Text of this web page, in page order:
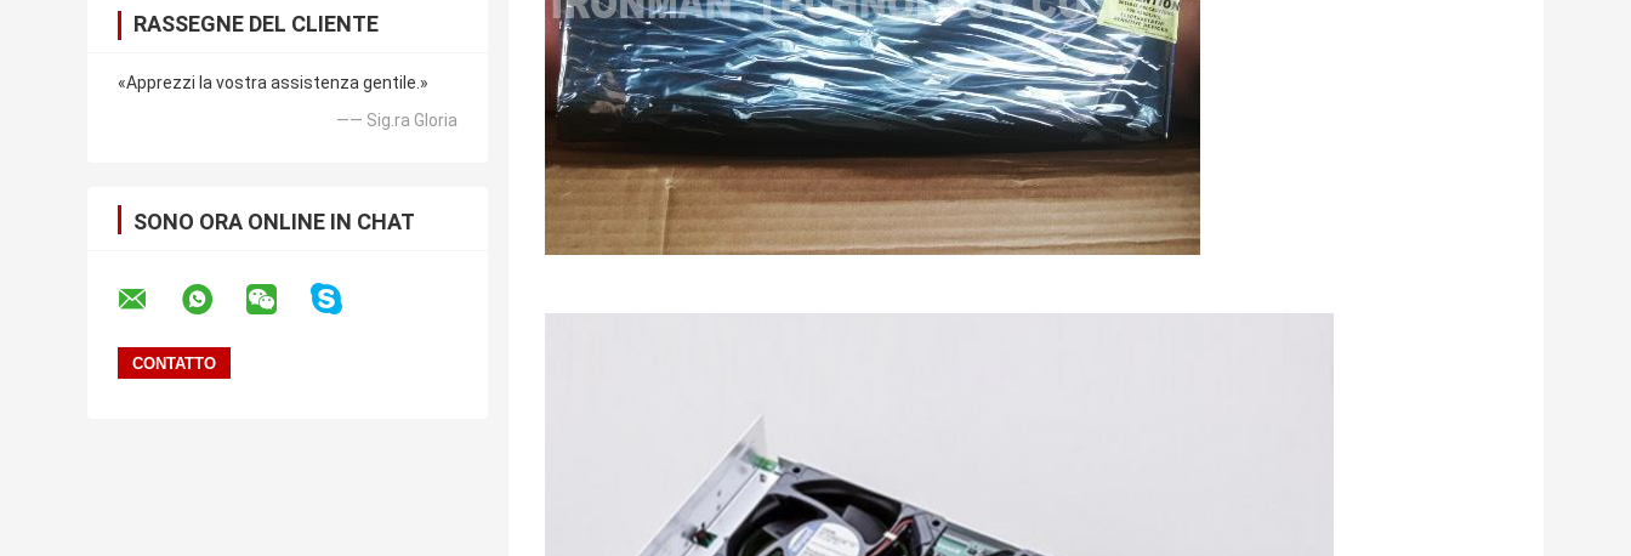
RASSEGNE DEL CLIENTE
«Apprezzi la vostra assistenza gentile.»
—— Sig.ra Gloria
SONO ORA ONLINE IN CHAT